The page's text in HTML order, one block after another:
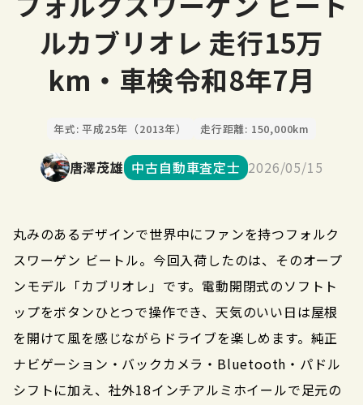
ルカブリオレ 走行15万
km・車検令和8年7月
年式: 平成25年（2013年） 走行距離: 150,000km
唐澤茂雄 中古自動車査定士 2026/05/15
丸みのあるデザインで世界中にファンを持つフォルク
スワーゲン ビートル。今回入荷したのは、そのオープ
ンモデル「カブリオレ」です。電動開閉式のソフトト
ップをボタンひとつで操作でき、天気のいい日は屋根
を開けて風を感じながらドライブを楽しめます。純正
ナビゲーション・バックカメラ・Bluetooth・パドル
シフトに加え、社外18インチアルミホイールで足元の